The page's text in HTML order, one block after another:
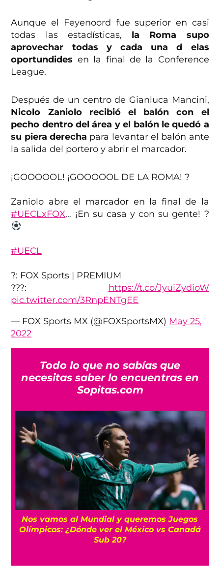
Aunque el Feyenoord fue superior en casi
todas las estadísticas, la Roma supo
aprovechar todas y cada una d elas
oportundides en la final de la Conference
League.
Después de un centro de Gianluca Mancini,
Nicolo Zaniolo recibió el balón con el
pecho dentro del área y el balón le quedó a
su piera derecha para levantar el balón ante
la salida del portero y abrir el marcador.
¡GOOOOOL! ¡GOOOOOL DE LA ROMA! ?
Zaniolo abre el marcador en la final de la
#UECLxFOX… ¡En su casa y con su gente! ?
#UECL
?: FOX Sports | PREMIUM
???️: https://t.co/JyuiZydioW
pic.twitter.com/3RnpENTgEE
— FOX Sports MX (@FOXSportsMX) May 25,
2022
Todo lo que no sabías que
necesitas saber lo encuentras en
Sopitas.com
Nos vamos al Mundial y queremos Juegos
Olímpicos: ¿Dónde ver el México vs Canadá
Sub 20?